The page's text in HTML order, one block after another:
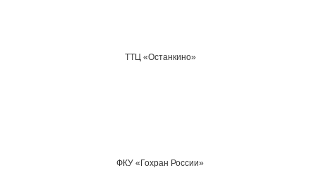
ТТЦ «Останкино»
ФКУ «Гохран России»